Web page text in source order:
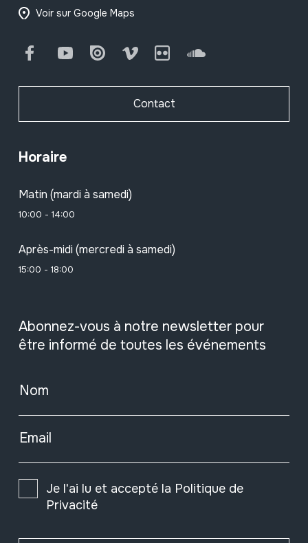
Voir sur Google Maps
FacebookYoutube Issuu Vimeo Flickr SoundCloud
Contact
Horaire
Matin (mardi à samedi)
10:00 - 14:00
Après-midi (mercredi à samedi)
15:00 - 18:00
Abonnez-vous à notre newsletter pour
être informé de toutes les événements
Nom
Email
Je l'ai lu et accepté la Politique de
Privacité